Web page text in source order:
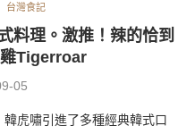
台灣食記
料理。激推！辣的恰到
Tigerroar
05
虎嘯引進了多種經典韓式口